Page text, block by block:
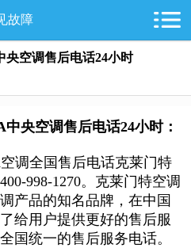
故障
空调售后电话24小时
中央空调售后电话24小时：
空调全国售后电话克莱门特
998-1270。克莱门特空调
产品的知名品牌，在中国
给用户提供更好的售后服
国统一的售后服务电话。